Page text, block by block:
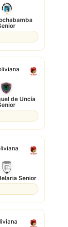
de Uncía
Senior